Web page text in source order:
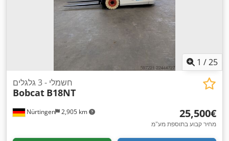
1 /25
Nürtingen 2,905 km
חשמלי - 3 גלגלים
Bobcat B18NT
‏25,500 ‏€
מחיר קבוע בתוספת מע"מ